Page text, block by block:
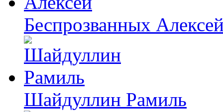
Беспрозванных
Шайдуллин Рамиль